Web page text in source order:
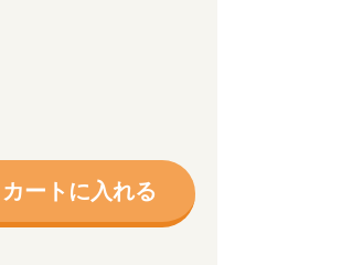
カートに入れる